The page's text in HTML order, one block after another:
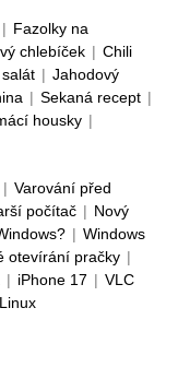
| Fazolky na
chlebíček | Chili
| Jahodový
| Sekaná recept |
housky |
| Varování před
počítač | Nový
| Windows
otevírání pračky |
| iPhone 17 | VLC